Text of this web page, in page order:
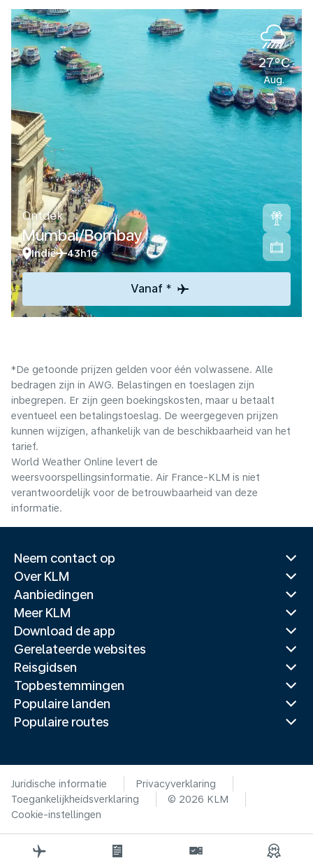
27°C
Aug.
Ontdek
Mumbai/Bombay
Indië 43h16
Vanaf *
*De getoonde prijzen gelden voor één volwassene. Alle
bedragen zijn in AWG. Belastingen en toeslagen zijn
inbegrepen. Er zijn geen boekingskosten, maar u betaalt
eventueel een betalingstoeslag. De weergegeven prijzen
kunnen wijzigen, afhankelijk van de beschikbaarheid van het
tarief.
World Weather Online levert de
weersvoorspellingsinformatie. Air France-KLM is niet
verantwoordelijk voor de betrouwbaarheid van deze
informatie.
Neem contact op
Over KLM
Aanbiedingen
Meer KLM
Download de app
Gerelateerde websites
Reisgidsen
Topbestemmingen
Populaire landen
Populaire routes
Juridische informatie
Privacyverklaring
Toegankelijkheidsverklaring
© 2026 KLM
Cookie-instellingen